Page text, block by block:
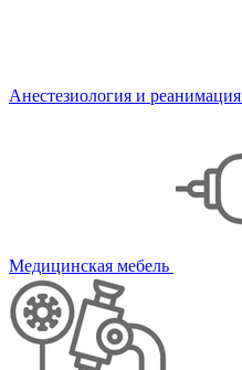
Анестезиология и реанимация
Медицинская мебель